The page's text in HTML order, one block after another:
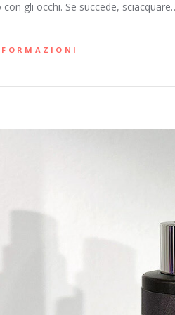
gli occhi. Se succede,